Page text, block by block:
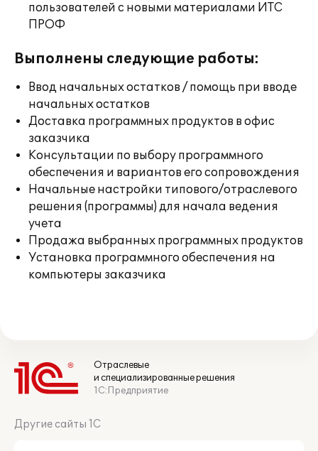
пользователей с новыми материалами ИТС
ПРОФ
Выполнены следующие работы:
Ввод начальных остатков / помощь при вводе
начальных остатков
Доставка программных продуктов в офис
заказчика
Консультации по выбору программного
обеспечения и вариантов его сопровождения
Начальные настройки типового/отраслевого
решения (программы) для начала ведения
учета
Продажа выбранных программных продуктов
Установка программного обеспечения на
компьютеры заказчика
Отраслевые
и специализированные решения
1С:Предприятие
Другие сайты 1С